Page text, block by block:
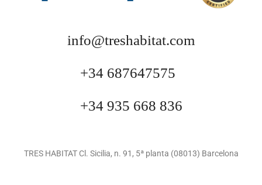
info@treshabitat.com
+34 687647575
+34 935 668 836
TRES HABITAT Cl. Sicilia, n. 91, 5ª planta (08013) Barcelona